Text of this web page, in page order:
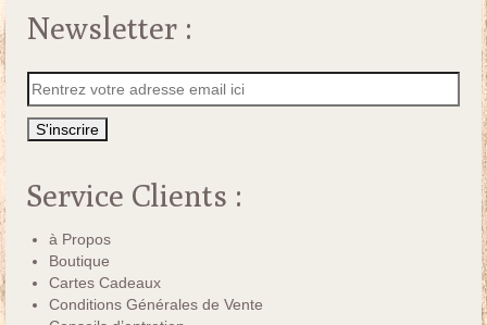
Newsletter :
Service Clients :
à Propos
Boutique
Cartes Cadeaux
Conditions Générales de Vente